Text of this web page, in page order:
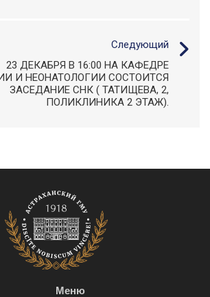
Следующий
23 ДЕКАБРЯ В 16:00 НА КАФЕДРЕ
И НЕОНАТОЛОГИИ СОСТОИТСЯ
ЗАСЕДАНИЕ СНК ( ТАТИЩЕВА, 2,
ПОЛИКЛИНИКА 2 ЭТАЖ).
Меню